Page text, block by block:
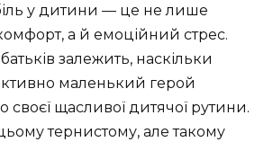
у дитини — це не лише
а й емоційний стрес.
залежить, наскільки
маленький герой
своєї щасливої дитячої рутини.
тернистому, але такому